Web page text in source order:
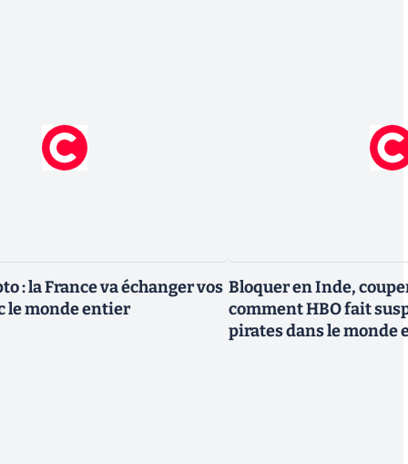
: la France va échanger vos
le monde entier
Bloquer en Inde,
comment HBO fait
pirates dans le monde